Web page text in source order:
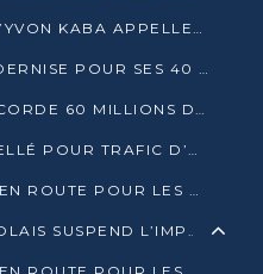
L’ASSOCIATION LES AMIS D’YVON KABA APPELLENT DENIS SASSOU N’GUESSO À SE PORTER CANDIDAT
CONGO : LE BCBTP SE MODERNISE POUR SES 40 ANS D’EXISTENCE
LA BANQUE MONDIALE ACCORDE 60 MILLIONS DE DOLLARS POUR LA RÉSILIENCE URBAINE AU CONGO
NKAYI : UN HOMME INTERPELLÉ POUR TRAFIC D’UN BÉBÉ CHIMPANZÉ
55 ÉTUDIANTS CONGOLAIS EN ROUTE POUR LES UNIVERSITÉS ALGÉRIENNES
LE GOUVERNEMENT CONGOLAIS SUSPEND L’IMPORTATION DES MACHETTES ET DES MOTOS